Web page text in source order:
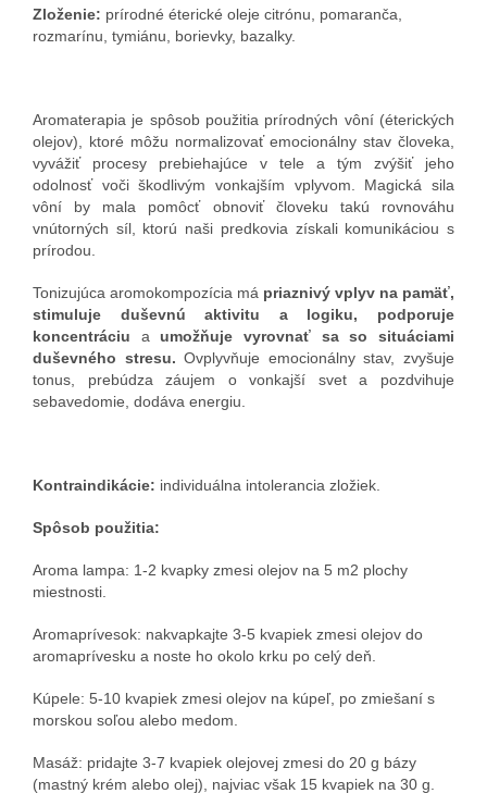
Zloženie: prírodné éterické oleje citrónu, pomaranča,
rozmarínu, tymiánu, borievky, bazalky.
Aromaterapia je spôsob použitia prírodných vôní (éterických
olejov), ktoré môžu normalizovať emocionálny stav človeka,
vyvážiť procesy prebiehajúce v tele a tým zvýšiť jeho
odolnosť voči škodlivým vonkajším vplyvom. Magická sila
vôní by mala pomôcť obnoviť človeku takú rovnováhu
vnútorných síl, ktorú naši predkovia získali komunikáciou s
prírodou.
Tonizujúca aromokompozícia má priaznivý vplyv na pamäť,
stimuluje duševnú aktivitu a logiku, podporuje
koncentráciu a umožňuje vyrovnať sa so situáciami
duševného stresu. Ovplyvňuje emocionálny stav, zvyšuje
tonus, prebúdza záujem o vonkajší svet a pozdvihuje
sebavedomie, dodáva energiu.
Kontraindikácie: individuálna intolerancia zložiek.
Spôsob použitia:
Aroma lampa: 1-2 kvapky zmesi olejov na 5 m2 plochy
miestnosti.
Aromaprívesok: nakvapkajte 3-5 kvapiek zmesi olejov do
aromaprívesku a noste ho okolo krku po celý deň.
Kúpele: 5-10 kvapiek zmesi olejov na kúpeľ, po zmiešaní s
morskou soľou alebo medom.
Masáž: pridajte 3-7 kvapiek olejovej zmesi do 20 g bázy
(mastný krém alebo olej), najviac však 15 kvapiek na 30 g.